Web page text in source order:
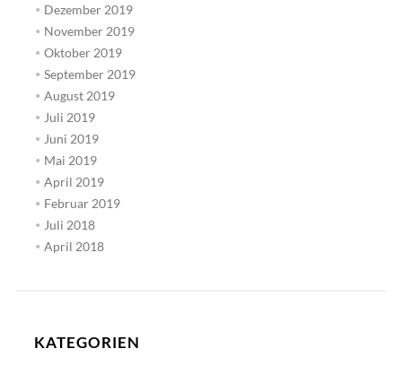
Dezember 2019
November 2019
Oktober 2019
September 2019
August 2019
Juli 2019
Juni 2019
Mai 2019
April 2019
Februar 2019
Juli 2018
April 2018
KATEGORIEN